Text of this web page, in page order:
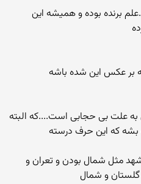
برنده بوده و همیشه این
بر عکس این شده باشه
علت بی حجابی است....که البته
بشه که این حرف درسته
مثل شمال بودن و تعران و
و شمال